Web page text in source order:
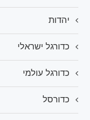
יהדות
כדורגל ישראלי
כדורגל עולמי
כדורסל